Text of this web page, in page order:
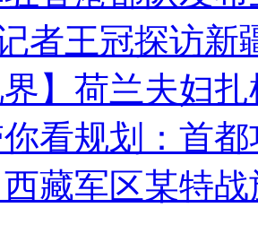
者王冠探访新
界】荷兰夫妇
看规划：首
藏军区某特